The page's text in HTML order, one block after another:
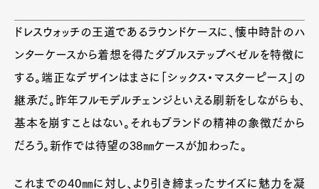
ドレスウォッチの王道であるラウンドケースに、懐中時計のハ
ンターケースから着想を得たダブルステップベゼルを特徴に
する。端正なデザインはまさに「シックス・マスターピース」の
継承だ。昨年フルモデルチェンジといえる刷新をしながらも、
基本を崩すことはない。それもブランドの精神の象徴だから
だろう。新作では待望の38㎜ケースが加わった。
これまでの40㎜に対し、より引き締まったサイズに魅力を凝